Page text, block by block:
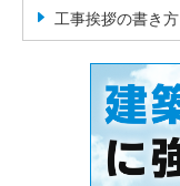
工事挨拶の書き方